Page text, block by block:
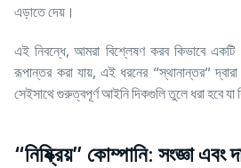
এড়াতে দেয়।
এই নিবন্ধে, আমরা বিশ্লেষণ করব কিভাবে একটি
রূপান্তর করা যায়, এই ধরনের “স্থানান্তর”
সেইসাথে গুরুত্বপূর্ণ আইনি দিকগুলি তুলে ধরা হবে যা
“নিষ্ক্রিয়” কোম্পানি: সংজ্ঞা এবং